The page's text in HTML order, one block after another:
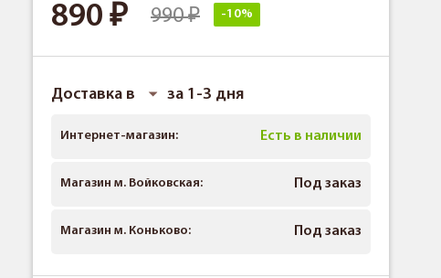
890 990 -10%
Доставка в за 1-3 дня
Интернет-магазин: Есть в наличии
Магазин м. Войковская: Под заказ
Магазин м. Коньково: Под заказ